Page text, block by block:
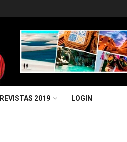
REVISTAS 2019 LOGIN